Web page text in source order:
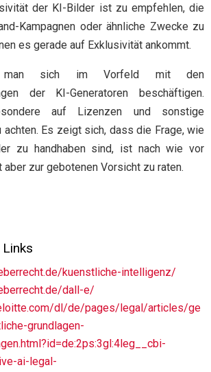
der KI-Bilder ist zu empfehlen, die
Kampagnen oder ähnliche Zwecke zu
es gerade auf Exklusivität ankommt.
man sich im Vorfeld mit den
der KI-Generatoren beschäftigen.
auf Lizenzen und sonstige
achten. Es zeigt sich, dass die Frage, wie
zu handhaben sind, ist nach wie vor
zur gebotenen Vorsicht zu raten.
kuenstliche-intelligenz/
dall-e/
dl/de/pages/legal/articles/ge
grundlagen-
ai-legal-